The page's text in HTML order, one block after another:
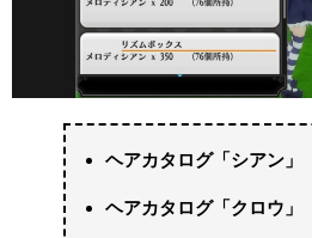
ヘアカタログ「シアン」
ヘアカタログ「クロウ」